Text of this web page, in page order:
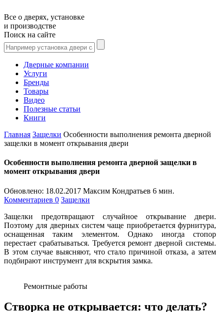
Все о дверях, установке
и производстве
Поиск на сайте
Дверные компании
Услуги
Бренды
Товары
Видео
Полезные статьи
Книги
Главная Защелки Особенности выполнения ремонта дверной
защелки в момент открывания двери
Особенности выполнения ремонта дверной защелки в
момент открывания двери
Обновлено: 18.02.2017 Максим Кондратьев 6 мин.
Комментариев 0 Защелки
Защелки предотвращают случайное открывание двери.
Поэтому для дверных систем чаще приобретается фурнитура,
оснащенная таким элементом. Однако иногда стопор
перестает срабатываться. Требуется ремонт дверной системы.
В этом случае выясняют, что стало причиной отказа, а затем
подбирают инструмент для вскрытия замка.
Ремонтные работы
Створка не открывается: что делать?